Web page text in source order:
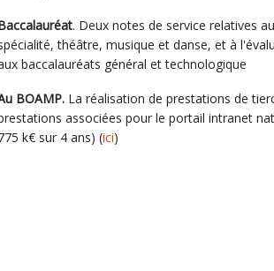
. Deux notes de service relatives
théâtre, musique et danse, et à
baccalauréats général et technologique
BOAMP. La réalisation de prestations de
associées pour le portail intranet
k€ sur 4 ans) (ici)